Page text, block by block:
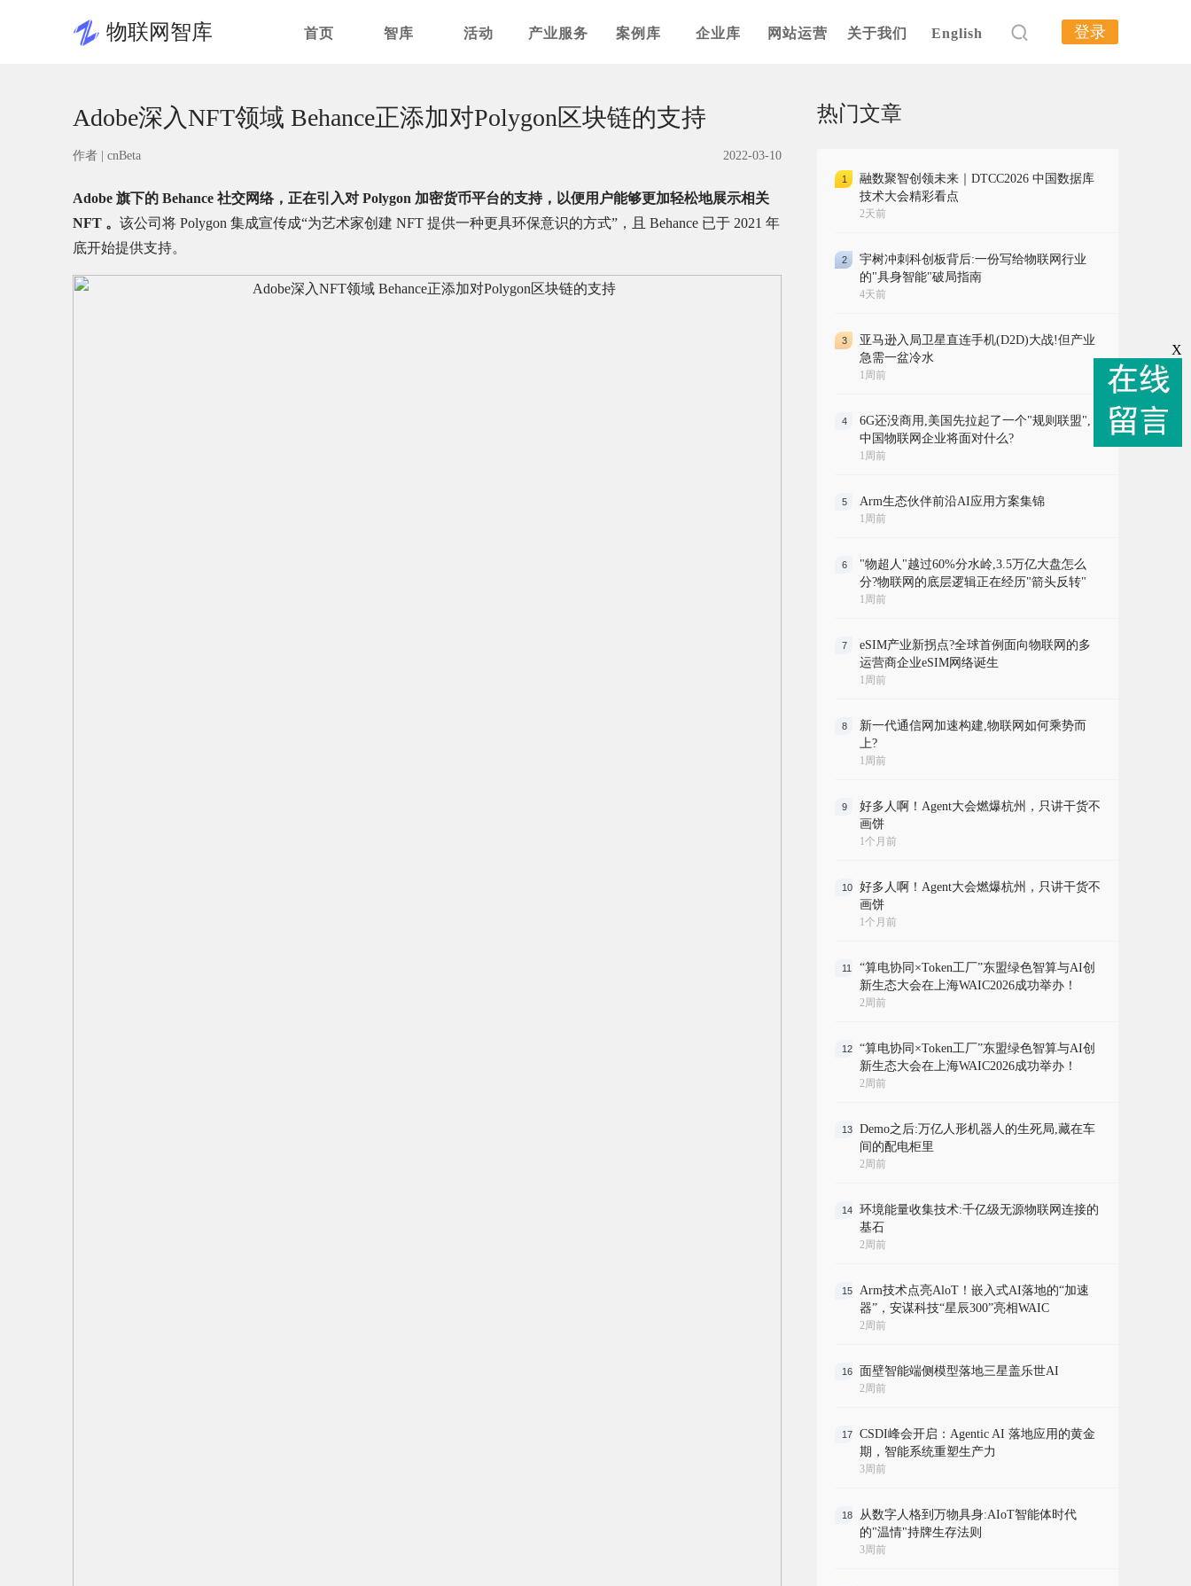
物联网智库 首页 智库 活动 产业服务 案例库 企业库 网站运营 关于我们 English 登录
Adobe深入NFT领域 Behance正添加对Polygon区块链的支持
作者 | cnBeta 2022-03-10
Adobe 旗下的 Behance 社交网络，正在引入对 Polygon 加密货币平台的支持，以便用户能够更加轻松地展示相关
NFT 。 该公司将 Polygon 集成宣传成“为艺术家创建 NFT 提供一种更具环保意识的方式”，且 Behance 已于 2021 年
底开始提供支持。
热门文章
1
融数聚智创领未来｜DTCC2026 中国数据库
技术大会精彩看点
2天前
2
宇树冲刺科创板背后:一份写给物联网行业
的"具身智能"破局指南
4天前
3
亚马逊入局卫星直连手机(D2D)大战!但产业
急需一盆冷水
1周前
4
6G还没商用,美国先拉起了一个"规则联盟",
中国物联网企业将面对什么?
1周前
5 Arm生态伙伴前沿AI应用方案集锦
1周前
6
"物超人"越过60%分水岭,3.5万亿大盘怎么
分?物联网的底层逻辑正在经历"箭头反转"
1周前
7
eSIM产业新拐点?全球首例面向物联网的多
运营商企业eSIM网络诞生
1周前
8
新一代通信网加速构建,物联网如何乘势而
上?
1周前
9
好多人啊！Agent大会燃爆杭州，只讲干货不
画饼
1个月前
10
好多人啊！Agent大会燃爆杭州，只讲干货不
画饼
1个月前
11
“算电协同×Token工厂”东盟绿色智算与AI创
新生态大会在上海WAIC2026成功举办！
2周前
12
“算电协同×Token工厂”东盟绿色智算与AI创
新生态大会在上海WAIC2026成功举办！
2周前
13
Demo之后:万亿人形机器人的生死局,藏在车
间的配电柜里
2周前
14
环境能量收集技术:千亿级无源物联网连接的
基石
2周前
15
Arm技术点亮AloT！嵌入式AI落地的“加速
器”，安谋科技“星辰300”亮相WAIC
2周前
16 面壁智能端侧模型落地三星盖乐世AI
2周前
17
CSDI峰会开启：Agentic AI 落地应用的黄金
期，智能系统重塑生产力
3周前
18
从数字人格到万物具身:AIoT智能体时代
的"温情"持牌生存法则
3周前
X